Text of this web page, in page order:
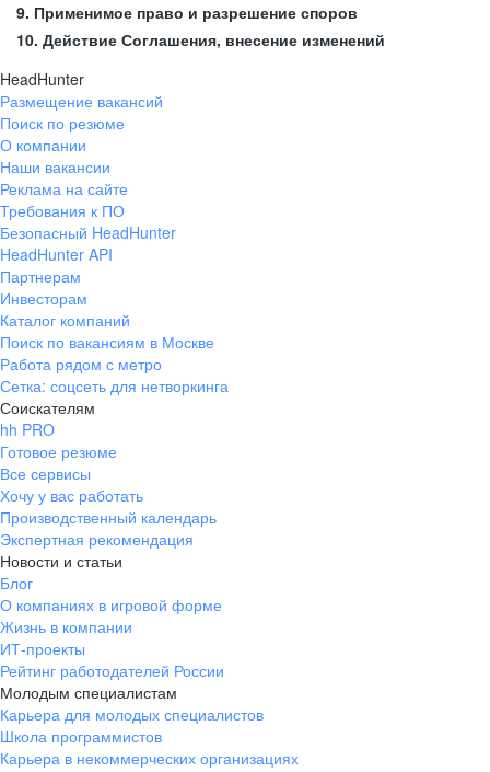
9. Применимое право и разрешение споров
10. Действие Соглашения, внесение изменений
HeadHunter
Размещение вакансий
Поиск по резюме
О компании
Наши вакансии
Реклама на сайте
Требования к ПО
Безопасный HeadHunter
HeadHunter API
Партнерам
Инвесторам
Каталог компаний
Поиск по вакансиям в Москве
Работа рядом с метро
Сетка: соцсеть для нетворкинга
Соискателям
hh PRO
Готовое резюме
Все сервисы
Хочу у вас работать
Производственный календарь
Экспертная рекомендация
Новости и статьи
Блог
О компаниях в игровой форме
Жизнь в компании
ИТ-проекты
Рейтинг работодателей России
Молодым специалистам
Карьера для молодых специалистов
Школа программистов
Карьера в некоммерческих организациях